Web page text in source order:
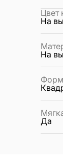
Цвет
На
На
Да